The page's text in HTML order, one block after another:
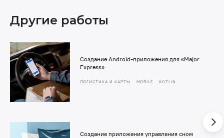
Другие работы
Создание Android-приложения для «Major
Express»
ЛОГИСТИКА И КАРТЫ MOBILE KOTLIN
Создание приложения управления сном